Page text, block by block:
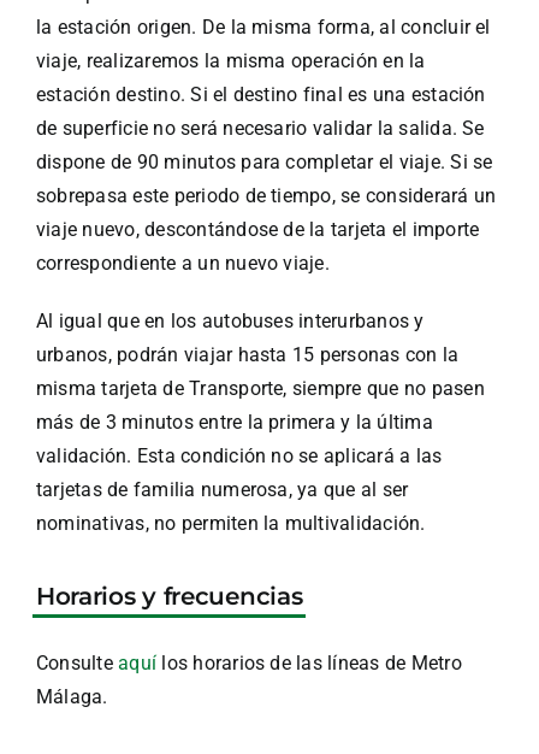
la estación origen. De la misma forma, al concluir el
viaje, realizaremos la misma operación en la
estación destino. Si el destino final es una estación
de superficie no será necesario validar la salida. Se
dispone de 90 minutos para completar el viaje. Si se
sobrepasa este periodo de tiempo, se considerará un
viaje nuevo, descontándose de la tarjeta el importe
correspondiente a un nuevo viaje.
Al igual que en los autobuses interurbanos y
urbanos, podrán viajar hasta 15 personas con la
misma tarjeta de Transporte, siempre que no pasen
más de 3 minutos entre la primera y la última
validación. Esta condición no se aplicará a las
tarjetas de familia numerosa, ya que al ser
nominativas, no permiten la multivalidación.
Horarios y frecuencias
Consulteaquí los horarios de las líneas de Metro
Málaga.